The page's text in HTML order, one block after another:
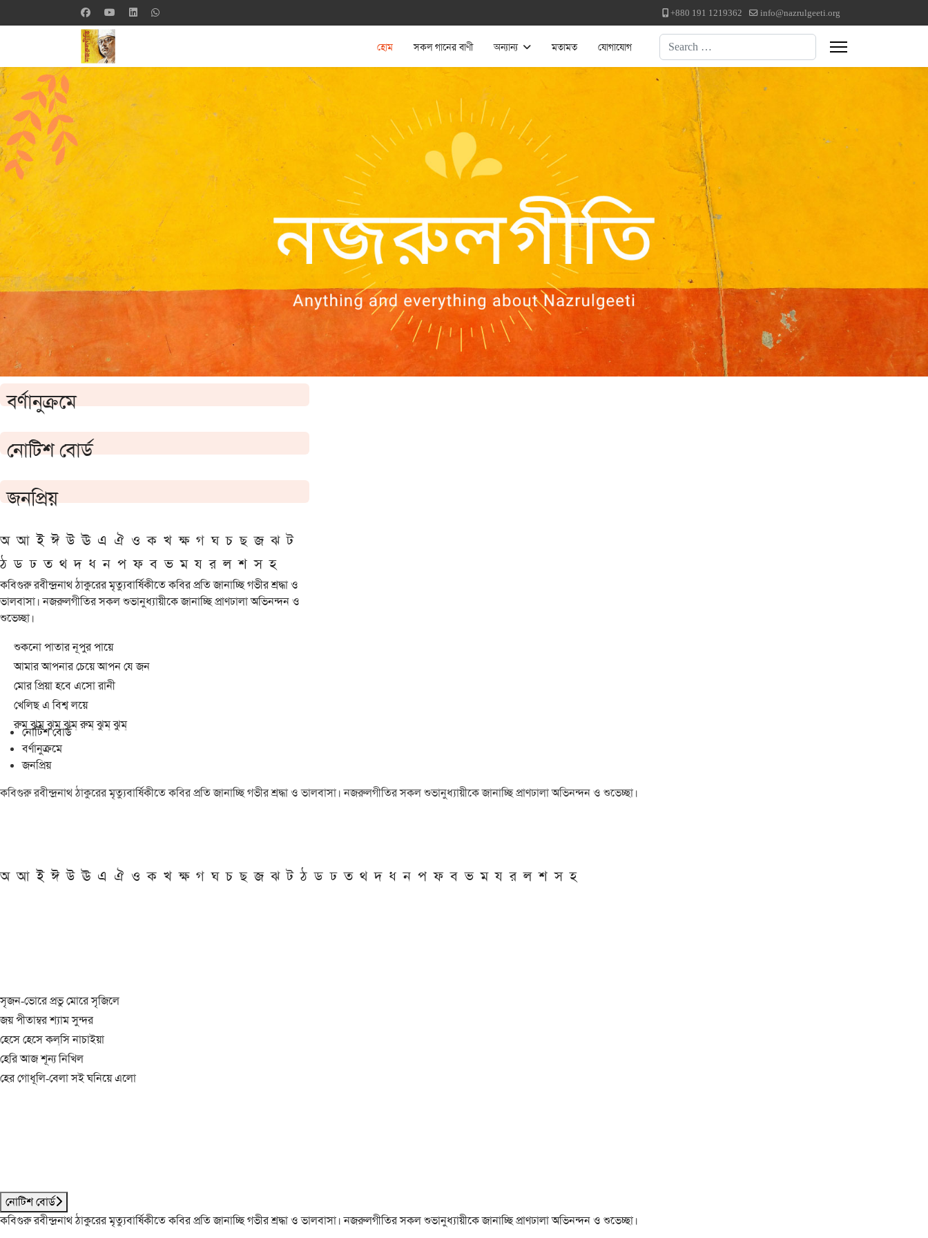
+880 191 1219362 info@nazrulgeeti.org
হোম সকল গানের বাণী অন্যান্য মতামত যোগাযোগ Search
বর্ণানুক্রমে
নোটিশ বোর্ড
জনপ্রিয়
অ আ ই ঈ উ ঊ এ ঐ ও ক খ ক্ষ গ ঘ চ ছ জ ঝ ট
ঠ ড ঢ ত থ দ ধ ন প ফ ব ভ ম য র ল শ স হ
কবিগুরু রবীন্দ্রনাথ ঠাকুরের মৃত্যুবার্ষিকীতে কবির প্রতি জানাচ্ছি গভীর শ্রদ্ধা ও
ভালবাসা। নজরুলগীতির সকল শুভানুধ্যায়ীকে জানাচ্ছি প্রাণঢালা অভিনন্দন ও
শুভেচ্ছা।
শুকনো পাতার নূপুর পায়ে
আমার আপনার চেয়ে আপন যে জন
মোর প্রিয়া হবে এসো রানী
খেলিছ এ বিশ্ব লয়ে
রুম্ ঝুম্ ঝুম্ ঝুম্ রুম্ ঝুম্ ঝুম্
নোটিশ বোর্ড
বর্ণানুক্রমে
জনপ্রিয়
কবিগুরু রবীন্দ্রনাথ ঠাকুরের মৃত্যুবার্ষিকীতে কবির প্রতি জানাচ্ছি গভীর শ্রদ্ধা ও ভালবাসা। নজরুলগীতির সকল শুভানুধ্যায়ীকে জানাচ্ছি প্রাণঢালা অভিনন্দন ও শুভেচ্ছা।
অ আ ই ঈ উ ঊ এ ঐ ও ক খ ক্ষ গ ঘ চ ছ জ ঝ ট ঠ ড ঢ ত থ দ ধ ন প ফ ব ভ ম য র ল শ স হ
সৃজন-ভোরে প্রভু মোরে সৃজিলে
জয় পীতাম্বর শ্যাম সুন্দর
হেসে হেসে কল্‌সি নাচাইয়া
হেরি আজ শূন্য নিখিল
হের গোধূলি-বেলা সই ঘনিয়ে এলো
নোটিশ বোর্ড
কবিগুরু রবীন্দ্রনাথ ঠাকুরের মৃত্যুবার্ষিকীতে কবির প্রতি জানাচ্ছি গভীর শ্রদ্ধা ও ভালবাসা। নজরুলগীতির সকল শুভানুধ্যায়ীকে জানাচ্ছি প্রাণঢালা অভিনন্দন ও শুভেচ্ছা।